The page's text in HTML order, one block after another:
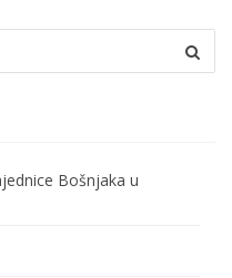
Bošnjaka u